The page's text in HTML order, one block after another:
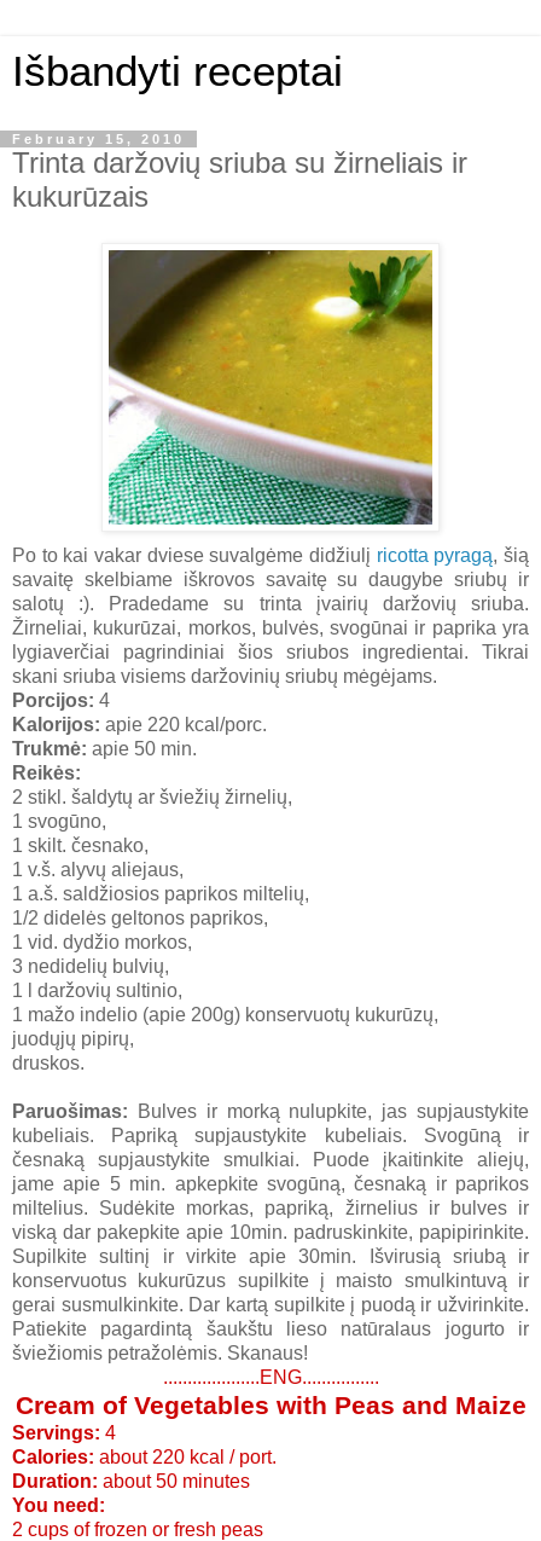
Išbandyti receptai
February 15, 2010
Trinta daržovių sriuba su žirneliais ir
kukurūzais
Po to kai vakar dviese suvalgėme didžiulį ricotta pyragą, šią
savaitę skelbiame iškrovos savaitę su daugybe sriubų ir
salotų :). Pradedame su trinta įvairių daržovių sriuba.
Žirneliai, kukurūzai, morkos, bulvės, svogūnai ir paprika yra
lygiaverčiai pagrindiniai šios sriubos ingredientai. Tikrai
skani sriuba visiems daržovinių sriubų mėgėjams.
Porcijos: 4
Kalorijos: apie 220 kcal/porc.
Trukmė: apie 50 min.
Reikės:
2 stikl. šaldytų ar šviežių žirnelių,
1 svogūno,
1 skilt. česnako,
1 v.š. alyvų aliejaus,
1 a.š. saldžiosios paprikos miltelių,
1/2 didelės geltonos paprikos,
1 vid. dydžio morkos,
3 nedidelių bulvių,
1 l daržovių sultinio,
1 mažo indelio (apie 200g) konservuotų kukurūzų,
juodųjų pipirų,
druskos.
Paruošimas: Bulves ir morką nulupkite, jas supjaustykite
kubeliais. Papriką supjaustykite kubeliais. Svogūną ir
česnaką supjaustykite smulkiai. Puode įkaitinkite aliejų,
jame apie 5 min. apkepkite svogūną, česnaką ir paprikos
miltelius. Sudėkite morkas, papriką, žirnelius ir bulves ir
viską dar pakepkite apie 10min. padruskinkite, papipirinkite.
Supilkite sultinį ir virkite apie 30min. Išvirusią sriubą ir
konservuotus kukurūzus supilkite į maisto smulkintuvą ir
gerai susmulkinkite. Dar kartą supilkite į puodą ir užvirinkite.
Patiekite pagardintą šaukštu lieso natūralaus jogurto ir
šviežiomis petražolėmis. Skanaus!
....................ENG................
Cream of Vegetables with Peas and Maize
Servings: 4
Calories: about 220 kcal / port.
Duration: about 50 minutes
You need:
2 cups of frozen or fresh peas